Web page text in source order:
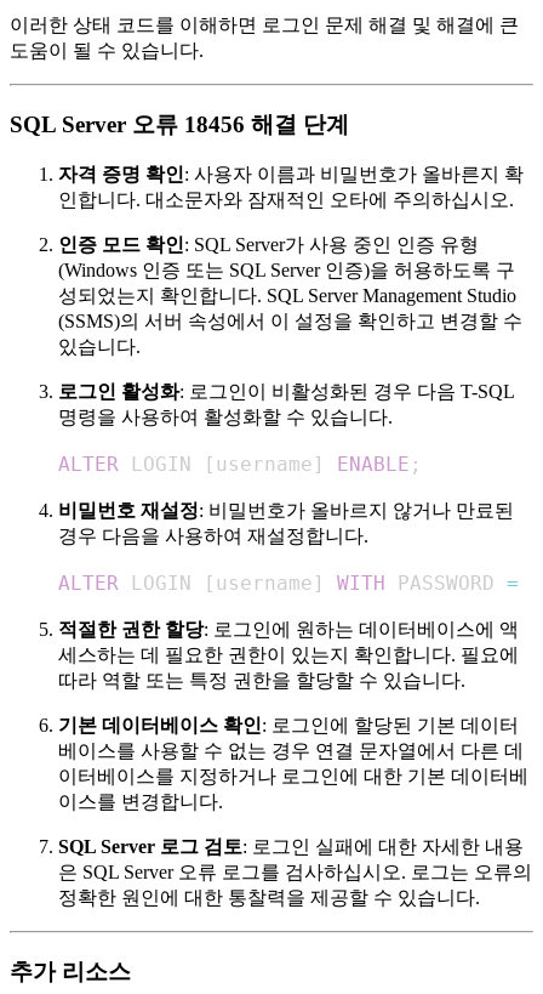
이러한 상태 코드를 이해하면 로그인 문제 해결 및 해결에 큰
도움이 될 수 있습니다.
SQL Server 오류 18456 해결 단계
자격 증명 확인: 사용자 이름과 비밀번호가 올바른지 확
인합니다. 대소문자와 잠재적인 오타에 주의하십시오.
인증 모드 확인: SQL Server가 사용 중인 인증 유형
(Windows 인증 또는 SQL Server 인증)을 허용하도록 구
성되었는지 확인합니다. SQL Server Management Studio
(SSMS)의 서버 속성에서 이 설정을 확인하고 변경할 수
있습니다.
로그인 활성화: 로그인이 비활성화된 경우 다음 T-SQL
명령을 사용하여 활성화할 수 있습니다.
ALTER LOGIN [ username ] ENABLE ;
비밀번호 재설정: 비밀번호가 올바르지 않거나 만료된
경우 다음을 사용하여 재설정합니다.
ALTER LOGIN [ username ] WITH PASSWORD =
적절한 권한 할당: 로그인에 원하는 데이터베이스에 액
세스하는 데 필요한 권한이 있는지 확인합니다. 필요에
따라 역할 또는 특정 권한을 할당할 수 있습니다.
기본 데이터베이스 확인: 로그인에 할당된 기본 데이터
베이스를 사용할 수 없는 경우 연결 문자열에서 다른 데
이터베이스를 지정하거나 로그인에 대한 기본 데이터베
이스를 변경합니다.
SQL Server 로그 검토: 로그인 실패에 대한 자세한 내용
은 SQL Server 오류 로그를 검사하십시오. 로그는 오류의
정확한 원인에 대한 통찰력을 제공할 수 있습니다.
추가 리소스